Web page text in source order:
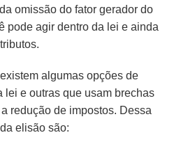
omissão do fator gerador do
pode agir dentro da lei e ainda
algumas opções de
lei e outras que usam brechas
redução de impostos. Dessa
elisão são: